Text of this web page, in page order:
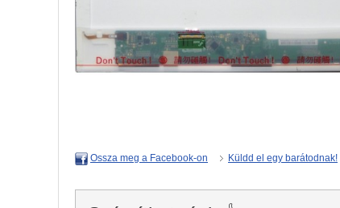
Ossza meg a Facebook-on Küldd el egy barátodnak!